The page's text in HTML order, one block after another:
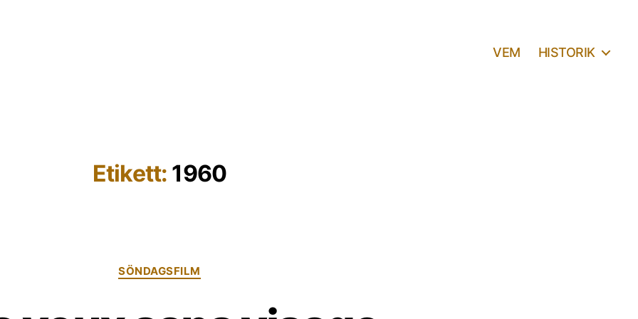
VEM HISTORIK
Etikett: 1960
Kategorier
SÖNDAGSFILM